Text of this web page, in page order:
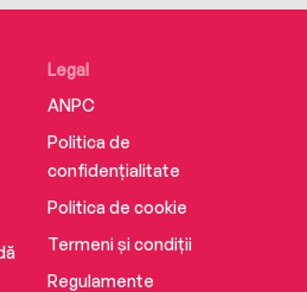
Legal
ANPC
Politica de
confidențialitate
Politica de cookie
Termeni și condiții
Regulamente